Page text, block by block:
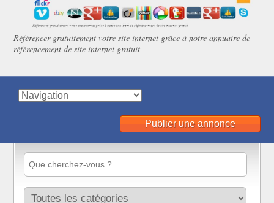
Référencer gratuitement votre site internet grâce à notre annuaire de
référencement de site internet gratuit
Publier une annonce